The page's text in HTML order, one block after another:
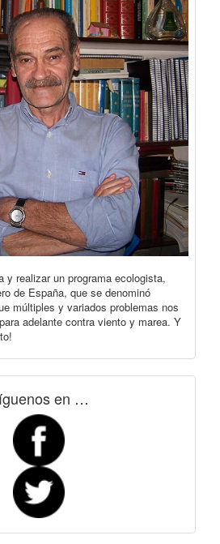
realizar un programa ecologista,
de España, que se denominó
múltiples y variados problemas nos
adelante contra viento y marea. Y
en …